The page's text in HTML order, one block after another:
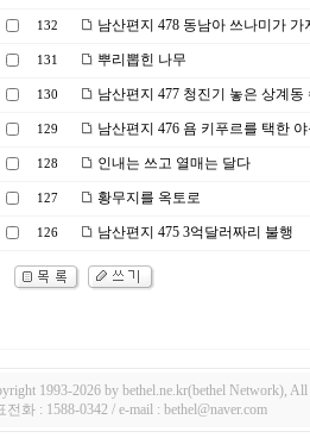
132 남산편지 478 동남아 쓰나미가 가
131 뿌리뽑힌 나무
130 남산편지 477 청진기 놓은 상계동
129 남산편지 476 욤 키푸르를 택한
128 인내는 쓰고 열매는 달다
127 황무지를 옥토로
126 남산편지 475 3억달러짜리 불행
1993-2026 by bethel.ne.kr(bethel Network), All
전화 : 1588-0342 / e-mail : bethel@naver.com